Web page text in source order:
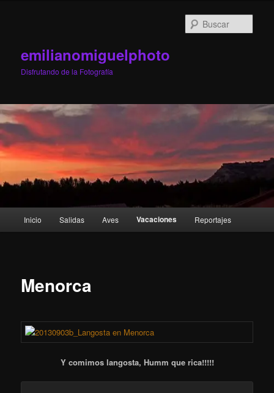
emilianomiguelphoto
Disfrutando de la Fotografía
Inicio Salidas Aves Vacaciones Reportajes
Menorca
Y comimos langosta, Humm que rica!!!!!